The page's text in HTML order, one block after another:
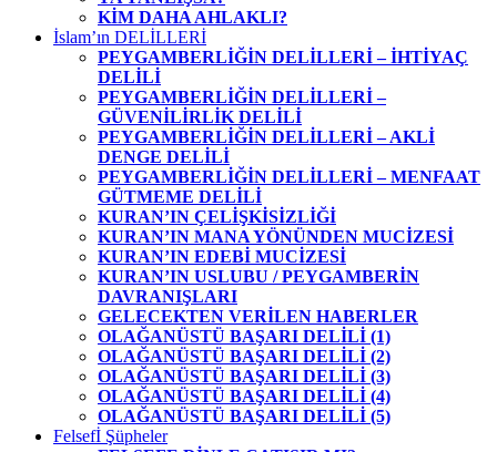
KİM DAHA AHLAKLI?
İslam’ın DELİLLERİ
PEYGAMBERLİĞİN DELİLLERİ – İHTİYAÇ
DELİLİ
PEYGAMBERLİĞİN DELİLLERİ –
GÜVENİLİRLİK DELİLİ
PEYGAMBERLİĞİN DELİLLERİ – AKLİ
DENGE DELİLİ
PEYGAMBERLİĞİN DELİLLERİ – MENFAAT
GÜTMEME DELİLİ
KURAN’IN ÇELİŞKİSİZLİĞİ
KURAN’IN MANA YÖNÜNDEN MUCİZESİ
KURAN’IN EDEBİ MUCİZESİ
KURAN’IN USLUBU / PEYGAMBERİN
DAVRANIŞLARI
GELECEKTEN VERİLEN HABERLER
OLAĞANÜSTÜ BAŞARI DELİLİ (1)
OLAĞANÜSTÜ BAŞARI DELİLİ (2)
OLAĞANÜSTÜ BAŞARI DELİLİ (3)
OLAĞANÜSTÜ BAŞARI DELİLİ (4)
OLAĞANÜSTÜ BAŞARI DELİLİ (5)
Felsefİ Şüpheler